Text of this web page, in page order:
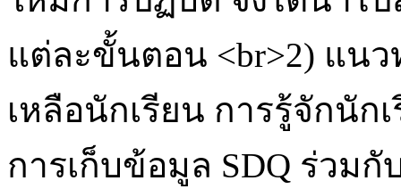
แต่ละขั้นตอน <br>2) แน
เหลือนักเรียน การรู้จักนัก
การเก็บข้อมูล SDQ ร่วมกั